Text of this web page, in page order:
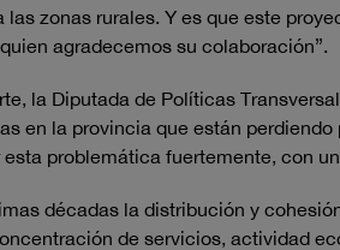
las zonas rurales. Y es que este
agradecemos su colaboración”.
la Diputada de Políticas
en la provincia que están
esta problemática fuertemente, con
décadas la distribución y
de servicios, actividad